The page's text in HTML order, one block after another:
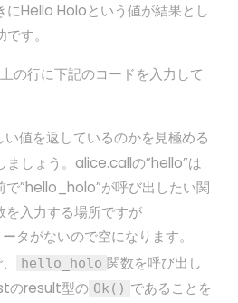
にHello Holoという値が結果とし
す。
の行に下記のコードを入力して
い値を返しているのかを見極める
ましょう。alice.callの”hello”は
”hello_holo”が呼び出したい関
入力する場所ですが
タがないので空になります。
hello_holo 関数を呼び出し
のresult型の Ok() であることを